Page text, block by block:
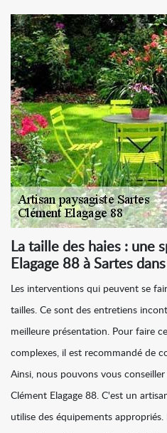
La taille des haies : une
Elagage 88 à Sartes
Les interventions qui peuvent se
tailles. Ce sont des entretiens
meilleure présentation. Pour faire
complexes, il est recommandé de
Ainsi, nous pouvons vous
Clément Elagage 88. C'est un
utilise des équipements